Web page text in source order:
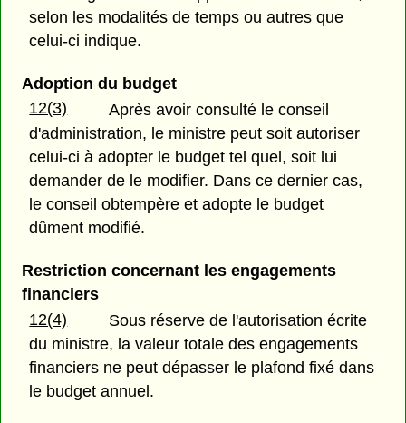
selon les modalités de temps ou autres que
celui-ci indique.
Adoption du budget
12(3)
Après avoir consulté le conseil
d'administration, le ministre peut soit autoriser
celui-ci à adopter le budget tel quel, soit lui
demander de le modifier. Dans ce dernier cas,
le conseil obtempère et adopte le budget
dûment modifié.
Restriction concernant les engagements
financiers
12(4)
Sous réserve de l'autorisation écrite
du ministre, la valeur totale des engagements
financiers ne peut dépasser le plafond fixé dans
le budget annuel.